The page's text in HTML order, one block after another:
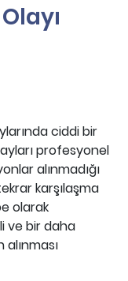
ciddi bir
profesyonel
alınmadığı
karşılaşma
olarak
ve bir daha